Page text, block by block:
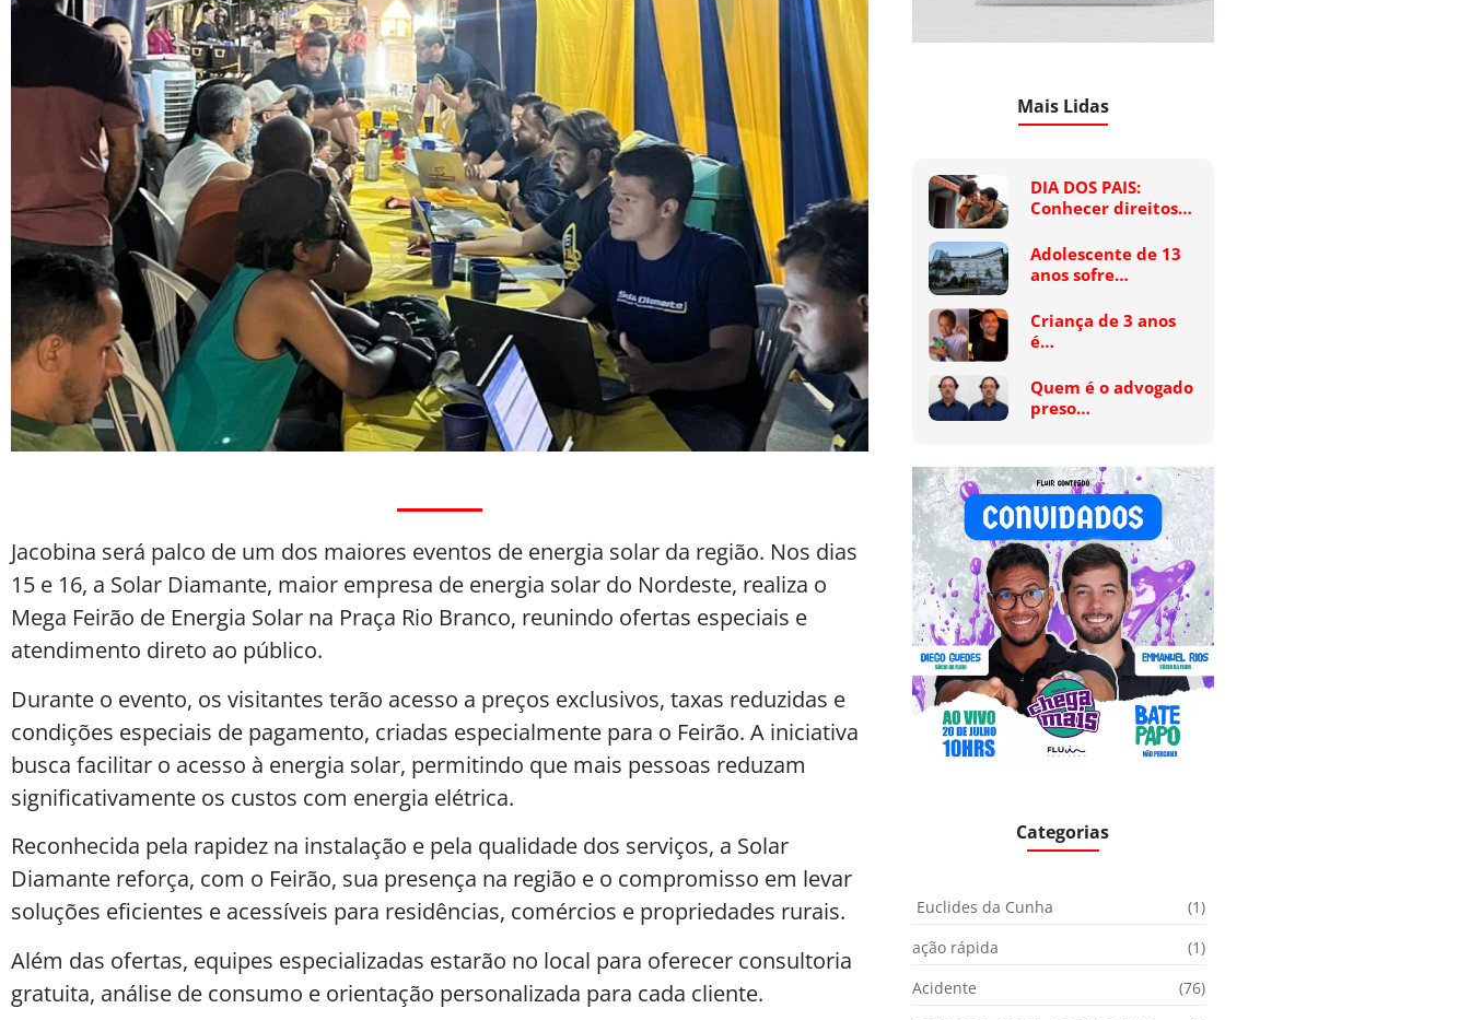
Jacobina será palco de um dos maiores eventos de energia solar da região. Nos dias
15 e 16, a Solar Diamante, maior empresa de energia solar do Nordeste, realiza o
Mega Feirão de Energia Solar na Praça Rio Branco, reunindo ofertas especiais e
atendimento direto ao público.
Durante o evento, os visitantes terão acesso a preços exclusivos, taxas reduzidas e
condições especiais de pagamento, criadas especialmente para o Feirão. A iniciativa
busca facilitar o acesso à energia solar, permitindo que mais pessoas reduzam
significativamente os custos com energia elétrica.
Reconhecida pela rapidez na instalação e pela qualidade dos serviços, a Solar
Diamante reforça, com o Feirão, sua presença na região e o compromisso em levar
soluções eficientes e acessíveis para residências, comércios e propriedades rurais.
Além das ofertas, equipes especializadas estarão no local para oferecer consultoria
gratuita, análise de consumo e orientação personalizada para cada cliente.
Mais Lidas
DIA DOS PAIS:
Conhecer direitos…
Adolescente de 13
anos sofre…
Criança de 3 anos
é…
Quem é o advogado
preso…
Categorias
Euclides da Cunha
(1)
ação rápida
(1)
Acidente
(76)